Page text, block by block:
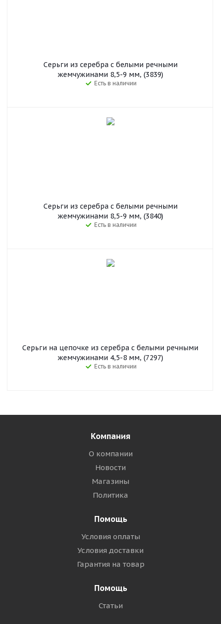
Серьги из серебра с белыми речными
жемчужинами 8,5-9 мм, (3839)
Есть в наличии
Серьги из серебра с белыми речными
жемчужинами 8,5-9 мм, (3840)
Есть в наличии
Серьги на цепочке из серебра c белыми речными
жемчужинами 4,5-8 мм, (7297)
Есть в наличии
Компания
О компании
Новости
Магазины
Политика
Помощь
Условия оплаты
Условия доставки
Гарантия на товар
Помощь
Статьи